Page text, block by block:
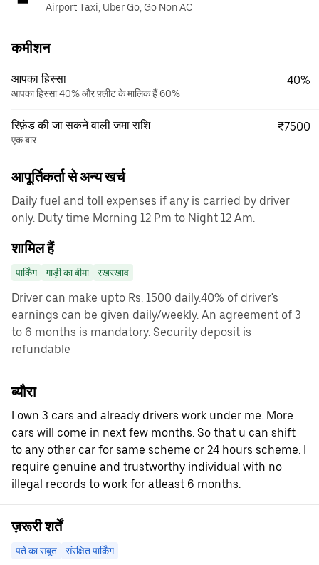
Airport Taxi, Uber Go, Go Non AC
कमीशन
आपका हिस्सा
आपका हिस्सा 40% और फ़्लीट के मालिक हैं 60%
40%
रिफ़ंड की जा सकने वाली जमा राशि
एक बार
₹7500
आपूर्तिकर्ता से अन्य खर्च
Daily fuel and toll expenses if any is carried by driver
only. Duty time Morning 12 Pm to Night 12 Am.
शामिल हैं
पार्किंग गाड़ी का बीमा रखरखाव
Driver can make upto Rs. 1500 daily.40% of driver's
earnings can be given daily/weekly. An agreement of 3
to 6 months is mandatory. Security deposit is
refundable
ब्यौरा
I own 3 cars and already drivers work under me. More
cars will come in next few months. So that u can shift
to any other car for same scheme or 24 hours scheme. I
require genuine and trustworthy individual with no
illegal records to work for atleast 6 months.
ज़रूरी शर्तें
पते का सबूत संरक्षित पार्किंग